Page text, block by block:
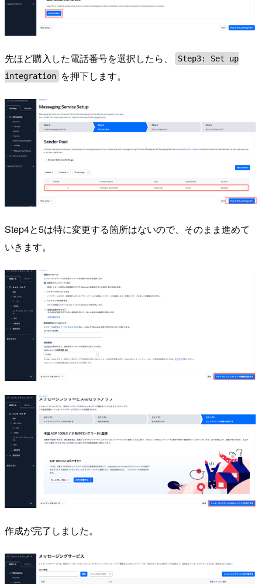
先ほど購入した電話番号を選択したら、
Step3: Set up
integration
を押下します。
Step4と5は特に変更する箇所はないので、そのまま進めて
いきます。
作成が完了しました。